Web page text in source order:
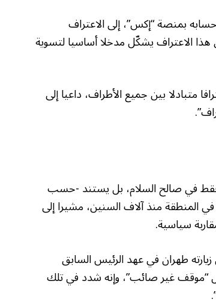
بمنصة “إكس”، إلى الاعتراف
هذا الاعتراف يشكّل مدخلا أساسيا لتسوية
متبادلا بين جميع الأطراف، داعيا إلى
فقط في صالح السلام، بل يستند -حسب
في المنطقة منذ آلاف السنين، مشيرا إلى
سياسية.
طهران في عهد الرئيس السابق
“موقف غير صائب”، وإنه شدد في تلك